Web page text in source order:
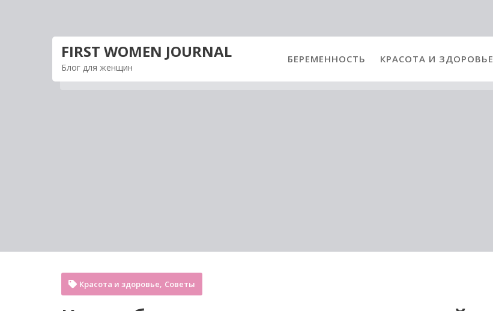
содержимому
FIRST WOMEN JOURNAL
Блог для женщин
БЕРЕМЕННОСТЬ КРАСОТА И ЗДОРОВЬЕ
Красота и здоровье, Советы